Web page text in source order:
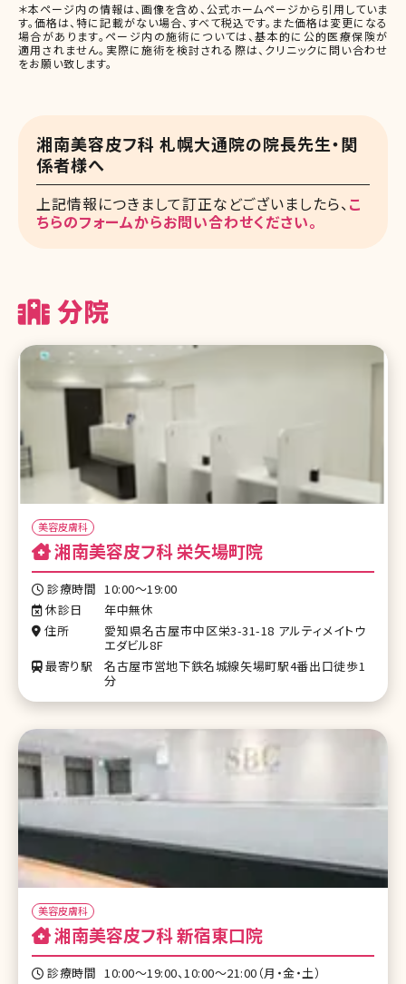
＊本ページ内の情報は、画像を含め、公式ホームページから引用していま
す。価格は、特に記載がない場合、すべて税込です。また価格は変更になる
場合があります。ページ内の施術については、基本的に公的医療保険が
適用されません。実際に施術を検討される際は、クリニックに問い合わせ
をお願い致します。
湘南美容皮フ科 札幌大通院の院長先生・関
係者様へ
上記情報につきまして訂正などございましたら、こ
ちらのフォームからお問い合わせください。
分院
美容皮膚科
湘南美容皮フ科 栄矢場町院
診療時間 10:00～19:00
休診日
年中無休
住所
愛知県名古屋市中区栄3-31-18 アルティメイトウ
エダビル8F
最寄り駅
名古屋市営地下鉄名城線矢場町駅4番出口徒歩1
分
美容皮膚科
湘南美容皮フ科 新宿東口院
診療時間 10:00～19:00、10:00～21:00（月・金・土）